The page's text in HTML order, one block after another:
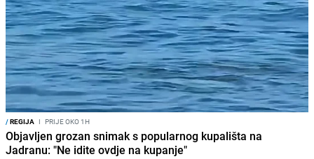
/REGIJA I PRIJE OKO 1H
Objavljen grozan snimak s popularnog kupališta na
Jadranu: "Ne idite ovdje na kupanje"